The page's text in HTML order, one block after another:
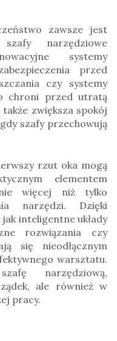
zawsze jest
narzędziowe
systemy
przed
czy systemy
chroni przed utratą
zwiększa spokój
szafy przechowują
rzut oka mogą
elementem
więcej niż tylko
narzędzi. Dzięki
inteligentne układy
rozwiązania czy
się nieodłącznym
warsztatu.
narzędziową,
ale również w
pracy.